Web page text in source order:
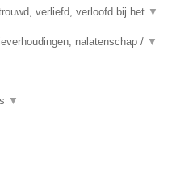
verliefd, verloofd bij het ▼
nalatenschap / ▼
▼